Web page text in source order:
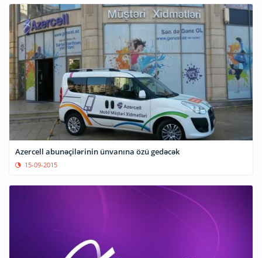
Azercell abunəçilərinin ünvanına özü gedəcək
15-09-2015